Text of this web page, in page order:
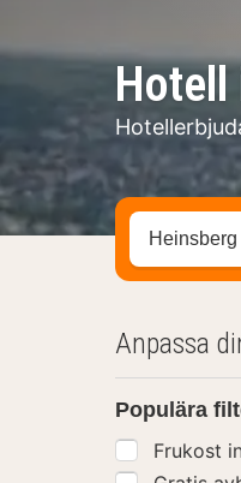
Hotell
Sök efter
Anpassa
Populära
Frukost